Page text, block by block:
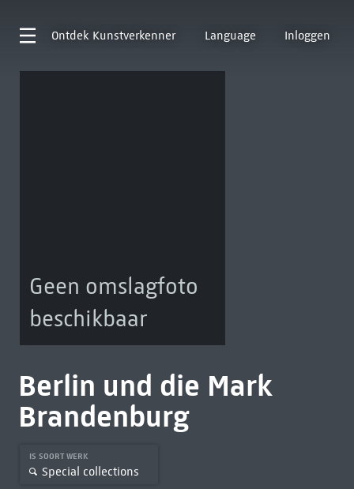
Ontdek Kunstverkenner Language Inloggen
Geen omslagfoto
beschikbaar
Berlin und die Mark
Brandenburg
IS SOORT WERK
Special collections